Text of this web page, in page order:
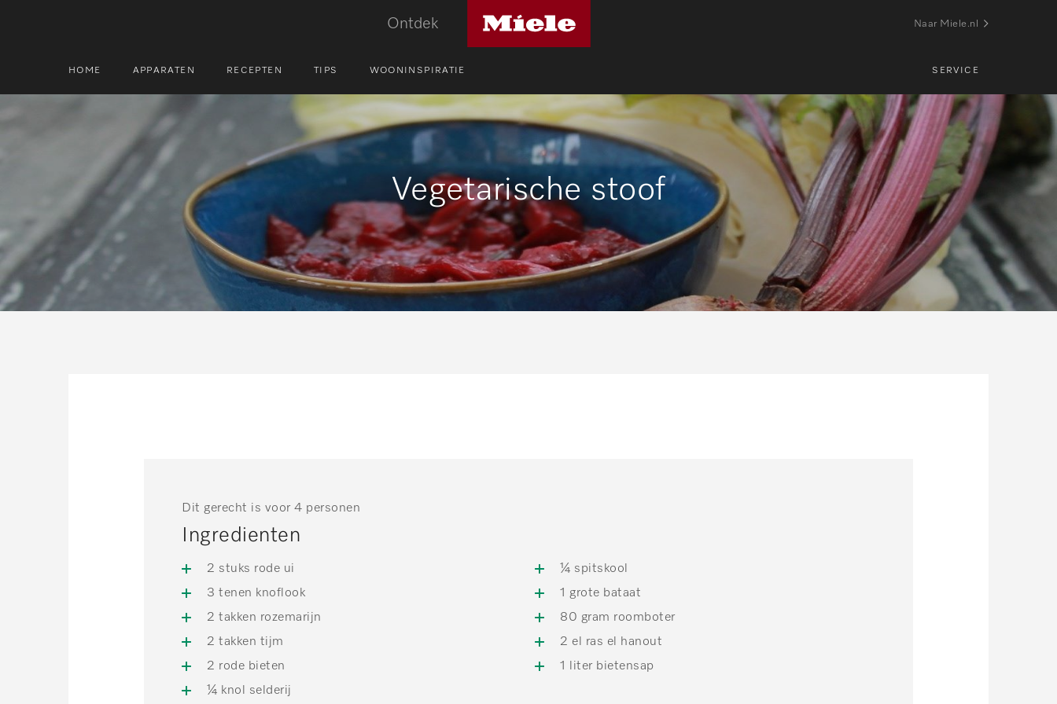
Ontdek
logo
Naar Miele.nl
HOME APPARATEN RECEPTEN TIPS WOONINSPIRATIE SERVICE
Vegetarische stoof
Dit gerecht is voor 4 personen
Ingredienten
2 stuks rode ui
3 tenen knoflook
2 takken rozemarijn
2 takken tijm
2 rode bieten
¼ knol selderij
¼ spitskool
1 grote bataat
80 gram roomboter
2 el ras el hanout
1 liter bietensap